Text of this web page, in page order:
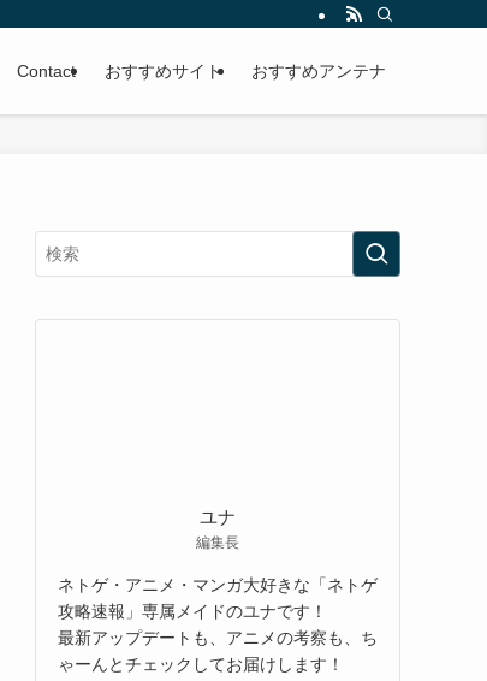
Contact おすすめサイト おすすめアンテナ
ユナ
編集長
ネトゲ・アニメ・マンガ大好きな「ネトゲ
攻略速報」専属メイドのユナです！
最新アップデートも、アニメの考察も、ち
ゃーんとチェックしてお届けします！